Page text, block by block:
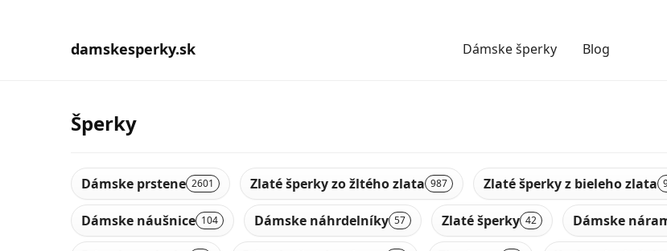
damskesperky.sk Dámske šperky Blog
Šperky
Dámske prstene 2601 Zlaté šperky zo žltého zlata 987 Zlaté šperky z bieleho zlata
Dámske náušnice 104 Dámske náhrdelníky 57 Zlaté šperky 42 Dámske